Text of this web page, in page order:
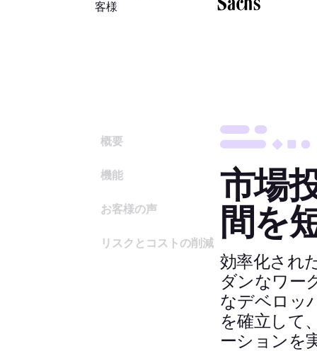
客様
概要
機能
お客様の声
リスクとコストの削減
市場
間を
効率化され
ダンなワー
なデベロッ
を確立して
ーションを